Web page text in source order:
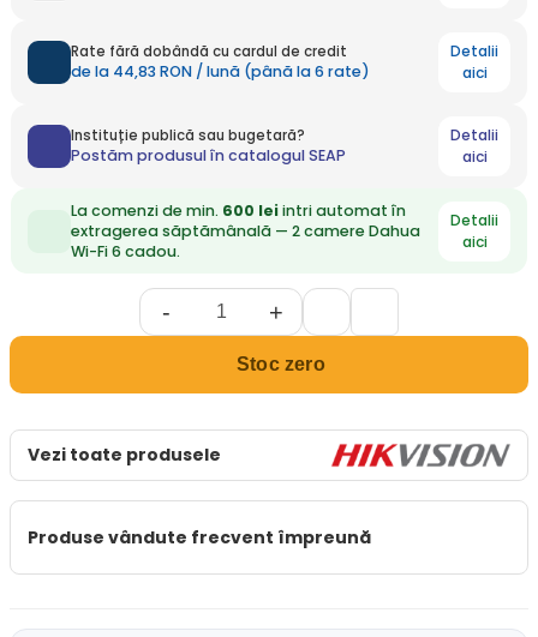
Rate fără dobândă cu cardul de credit
de la 44,83 RON / lună (până la 6 rate)
Detalii
aici
Instituție publică sau bugetară?
Postăm produsul în catalogul SEAP
Detalii
aici
La comenzi de min. 600 leiintri automat în
extragerea săptămânală — 2 camere Dahua
Wi-Fi 6 cadou.
Detalii
aici
- +
Stoc zero
Vezi toate produsele
Produse vândute frecvent împreună